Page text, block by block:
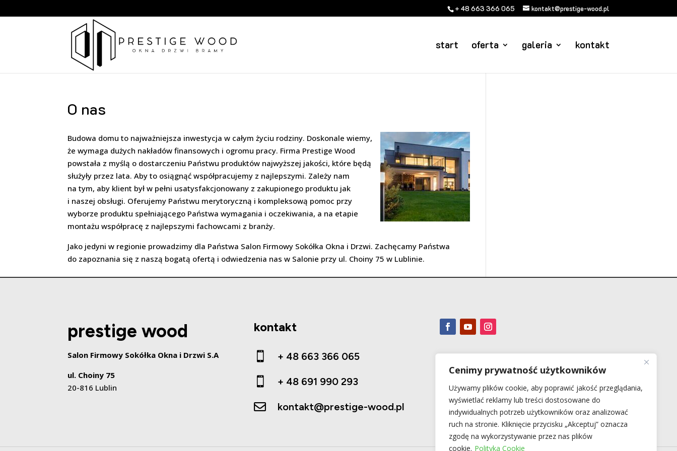
Cenimy prywatność użytkowników
Używamy plików cookie, aby poprawić jakość przeglądania,
wyświetlać reklamy lub treści dostosowane do
indywidualnych potrzeb użytkowników oraz analizować
ruch na stronie. Kliknięcie przycisku „Akceptuj” oznacza
zgodę na wykorzystywanie przez nas plików
cookie. Polityka Cookie
+ 48 663 366 065 kontakt@prestige-wood.pl
start oferta galeria kontakt
O nas
Budowa domu to najważniejsza inwestycja w całym życiu rodziny. Doskonale wiemy,
że wymaga dużych nakładów finansowych i ogromu pracy. Firma Prestige Wood
powstała z myślą o dostarczeniu Państwu produktów najwyższej jakości, które będą
służyły przez lata. Aby to osiągnąć współpracujemy z najlepszymi. Zależy nam
na tym, aby klient był w pełni usatysfakcjonowany z zakupionego produktu jak
i naszej obsługi. Oferujemy Państwu merytoryczną i kompleksową pomoc przy
wyborze produktu spełniającego Państwa wymagania i oczekiwania, a na etapie
montażu współpracę z najlepszymi fachowcami z branży.
Jako jedyni w regionie prowadzimy dla Państwa Salon Firmowy Sokółka Okna i Drzwi. Zachęcamy Państwa
do zapoznania się z naszą bogatą ofertą i odwiedzenia nas w Salonie przy ul. Choiny 75 w Lublinie.
prestige wood
Salon Firmowy Sokółka Okna i Drzwi S.A
ul. Choiny 75
20-816 Lublin
kontakt
 + 48 663 366 065
 + 48 691 990 293
 kontakt@prestige-wood.pl